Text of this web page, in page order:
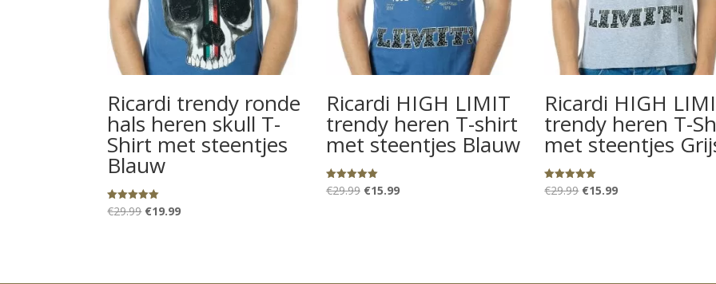
Ricardi trendy ronde
hals heren skull T-
Shirt met steentjes
Blauw
Gewaardeerd
5.00
€29.99 Oorspronkelijke
€19.99Huidige
Ricardi HIGH LIMIT
trendy heren T-shirt
met steentjes Blauw
Gewaardeerd
5.00
€29.99 Oorspronkelijke
€15.99Huidige
Ricardi HIGH
trendy heren T-
met steentjes
Gewaardeerd
5.00
€29.99 Oorspronkelijke
€15.99Huidige